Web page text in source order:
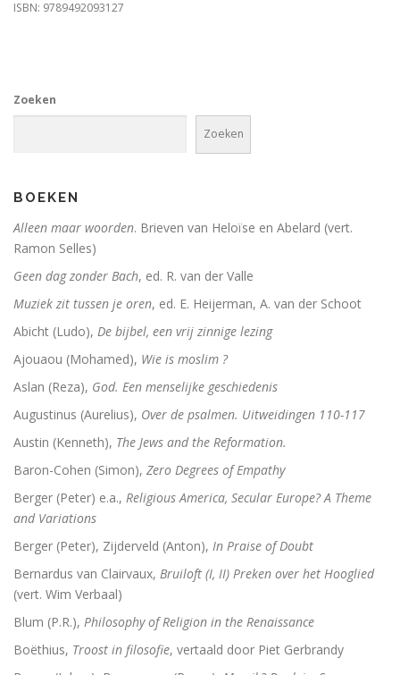
Christelijke toespraken
De bijbel voor ongelovigen
Helden. 150 epigrammen uit de Anthologia Graeca
De seculiere samenleving. Over religie,
Het labyrinth van de verlorenen. Het Westen en zijn
Eigen wijs
ISBN: 9789492093127
Zoeken
Zoeken
BOEKEN
Alleen maar woorden. Brieven van Heloïse en Abelard (vert.
Ramon Selles)
Geen dag zonder Bach, ed. R. van der Valle
Muziek zit tussen je oren, ed. E. Heijerman, A. van der Schoot
Abicht (Ludo), De bijbel, een vrij zinnige lezing
Ajouaou (Mohamed), Wie is moslim ?
Aslan (Reza), God. Een menselijke geschiedenis
Augustinus (Aurelius), Over de psalmen. Uitweidingen 110-117
Austin (Kenneth), The Jews and the Reformation.
Baron-Cohen (Simon), Zero Degrees of Empathy
Berger (Peter) e.a., Religious America, Secular Europe? A Theme
and Variations
Berger (Peter), Zijderveld (Anton), In Praise of Doubt
Bernardus van Clairvaux, Bruiloft (I, II) Preken over het Hooglied
(vert. Wim Verbaal)
Blum (P.R.), Philosophy of Religion in the Renaissance
Boëthius, Troost in filosofie, vertaald door Piet Gerbrandy